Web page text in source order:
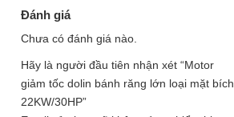
Đánh giá
Chưa có đánh giá nào.
Hãy là người đầu tiên nhận xét “Motor
giảm tốc dolin bánh răng lớn loại mặt bích
22KW/30HP”